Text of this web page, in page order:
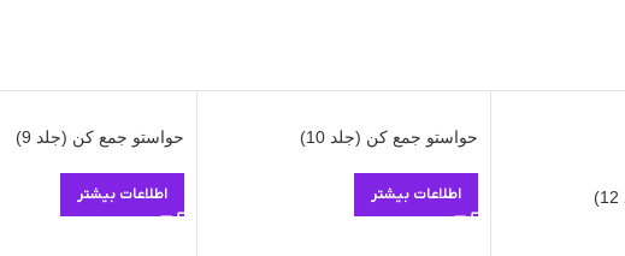
حواستو جمع کن (جلد 10)
اطلاعات بیشتر
حواستو جمع کن (جلد 9)
اطلاعات بیشتر